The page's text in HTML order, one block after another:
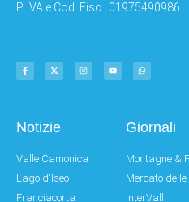
P. IVA e Cod. Fisc.: 01975490986
Notizie
Valle Camonica
Lago d'Iseo
Franciacorta
Giornali
Montagne &
Mercato delle
interValli